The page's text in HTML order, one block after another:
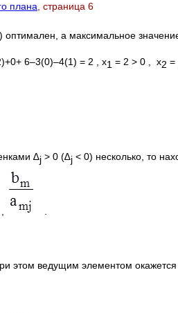
плана , страница 6
оптимален, а максимальное
6–3(0)–4(1) = 2 , х1 = 2 > 0 , x2 =
∆j > 0 (∆j < 0) несколько, то
этом ведущим элементом окажется